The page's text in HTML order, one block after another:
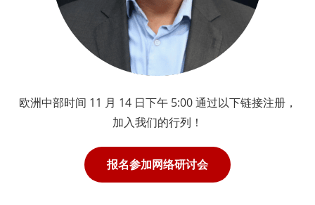
欧洲中部时间 11 月 14 日下午 5:00 通过以下链接注册，
加入我们的行列！
报名参加网络研讨会